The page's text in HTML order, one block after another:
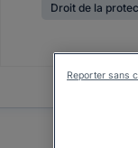
Droit de la
Reporter sans